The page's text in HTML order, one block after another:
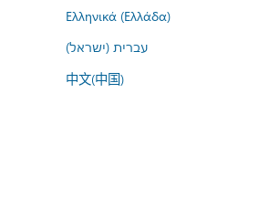
Ελληνικά (Ελλάδα)
עברית (ישראל)
中文(中国)